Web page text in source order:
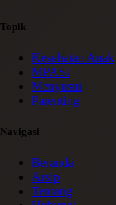
Topik
Kesehatan Anak
MPASI
Menyusui
Parenting
Navigasi
Beranda
Arsip
Tentang